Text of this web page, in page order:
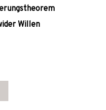
Willen